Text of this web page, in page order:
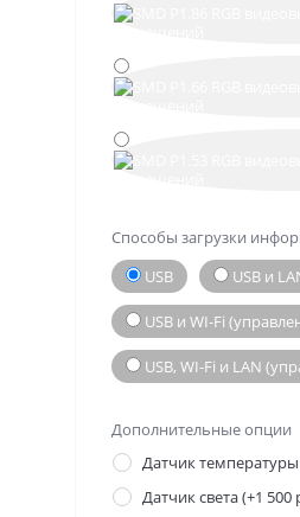
Способы загрузки
USB
USB и
USB и WI-Fi
USB, WI-Fi и LAN
Дополнительные опции
Датчик температуры
Датчик света (+1 500